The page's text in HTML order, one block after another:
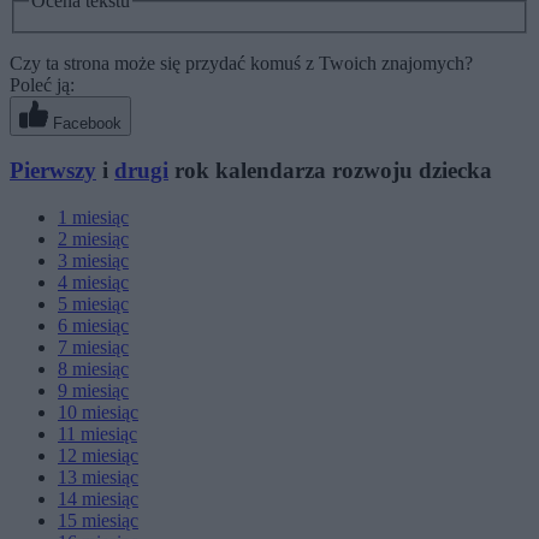
Czy ta strona może się przydać komuś z Twoich znajomych?
Poleć ją:
Facebook
Pierwszy i drugi rok kalendarza rozwoju dziecka
1 miesiąc
2 miesiąc
3 miesiąc
4 miesiąc
5 miesiąc
6 miesiąc
7 miesiąc
8 miesiąc
9 miesiąc
10 miesiąc
11 miesiąc
12 miesiąc
13 miesiąc
14 miesiąc
15 miesiąc